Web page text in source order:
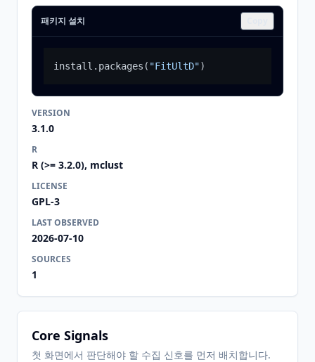
패키지 설치
install.packages ( "FitUltD")
VERSION
3.1.0
R
R (>= 3.2.0), mclust
LICENSE
GPL-3
LAST OBSERVED
2026-07-10
SOURCES
1
Core Signals
첫 화면에서 판단해야 할 수집 신호를 먼저 배치합니다.